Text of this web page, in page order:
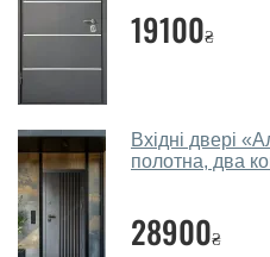
Так. Ми консультуємо
месенджери, онлайн-чат
Які металеві
Наші рекомендації
параметрів, бюджету та
металевих дверей
19100₴
Вхідні двері
полотна, два
28900₴